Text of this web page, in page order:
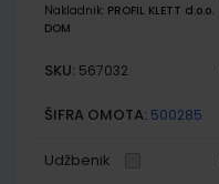
Nakladnik: PROFIL KLETT d.o.o.
DOM
SKU: 567032
ŠIFRA OMOTA: 500285
Udžbenik